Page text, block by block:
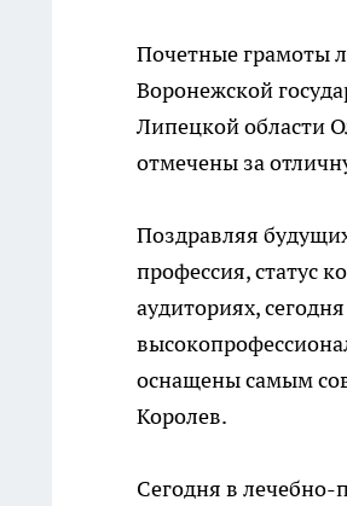
Почетные грамоты
Воронежской
Липецкой области
отмечены за
Поздравляя
профессия, статус
аудиториях,
оснащены самым
Королев.
Сегодня в лечебно-